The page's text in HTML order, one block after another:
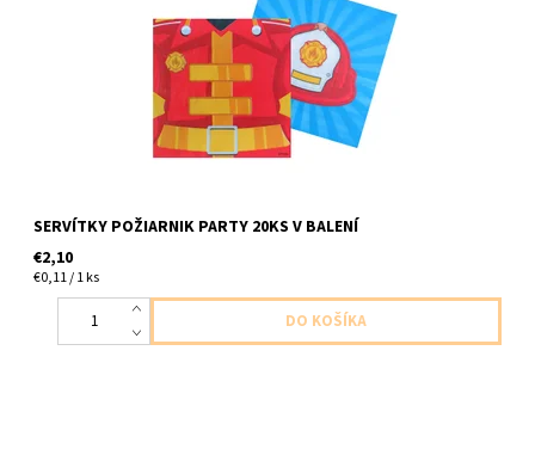
SERVÍTKY POŽIARNIK PARTY 20KS V BALENÍ
€2,10
€0,11 / 1 ks